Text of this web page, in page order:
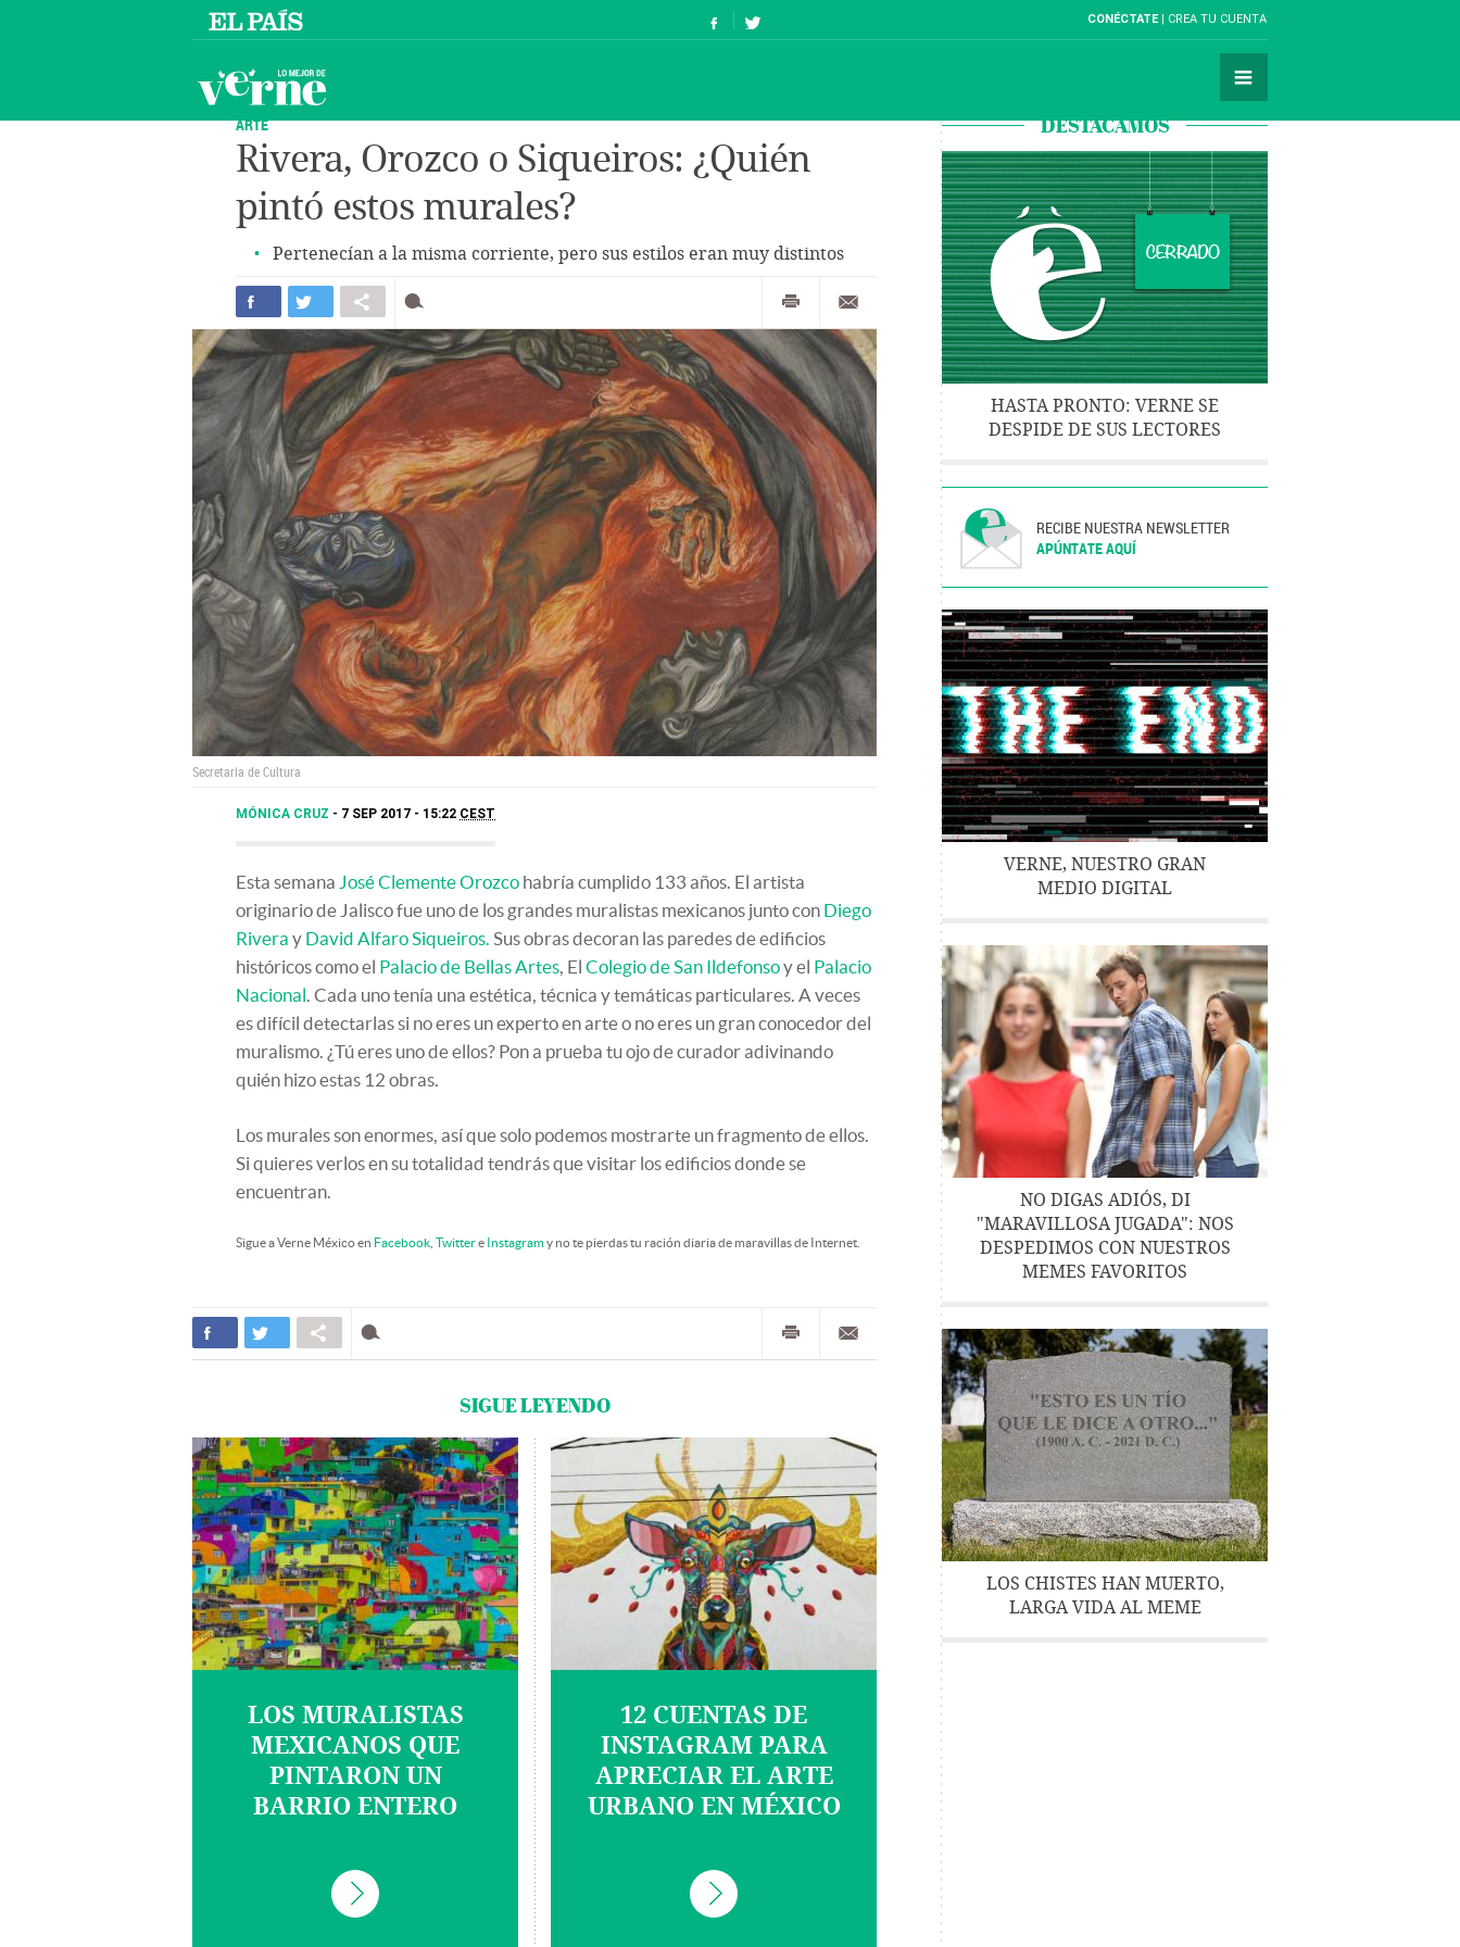
CONÉCTATE CREA TU CUENTA
ARTE
Rivera, Orozco o Siqueiros: ¿Quién
pintó estos murales?
Pertenecían a la misma corriente, pero sus estilos eran muy distintos
Secretaría de Cultura
MÓNICA CRUZ 7 SEP 2017 - 15:22 CEST
Esta semana José Clemente Orozco habría cumplido 133 años. El artista
originario de Jalisco fue uno de los grandes muralistas mexicanos junto con Diego
Rivera y David Alfaro Siqueiros. Sus obras decoran las paredes de edificios
históricos como el Palacio de Bellas Artes, El Colegio de San Ildefonsoy el Palacio
Nacional. Cada uno tenía una estética, técnica y temáticas particulares. A veces
es difícil detectarlas si no eres un experto en arte o no eres un gran conocedor del
muralismo. ¿Tú eres uno de ellos? Pon a prueba tu ojo de curador adivinando
quién hizo estas 12 obras.
Los murales son enormes, así que solo podemos mostrarte un fragmento de ellos.
Si quieres verlos en su totalidad tendrás que visitar los edificios donde se
encuentran.
Sigue a Verne México en Facebook Twittere Instagramy no te pierdas tu ración diaria de maravillas de Internet.
SIGUE LEYENDO
LOS MURALISTAS
MEXICANOS QUE
PINTARON UN
BARRIO ENTERO
12 CUENTAS DE
INSTAGRAM PARA
APRECIAR EL ARTE
URBANO EN MÉXICO
DESTACAMOS
HASTA PRONTO: VERNE SE
DESPIDE DE SUS LECTORES
RECIBE NUESTRA NEWSLETTER
APÚNTATE AQUÍ
VERNE, NUESTRO GRAN
MEDIO DIGITAL
NO DIGAS ADIÓS, DI
"MARAVILLOSA JUGADA": NOS
DESPEDIMOS CON NUESTROS
MEMES FAVORITOS
LOS CHISTES HAN MUERTO,
LARGA VIDA AL MEME